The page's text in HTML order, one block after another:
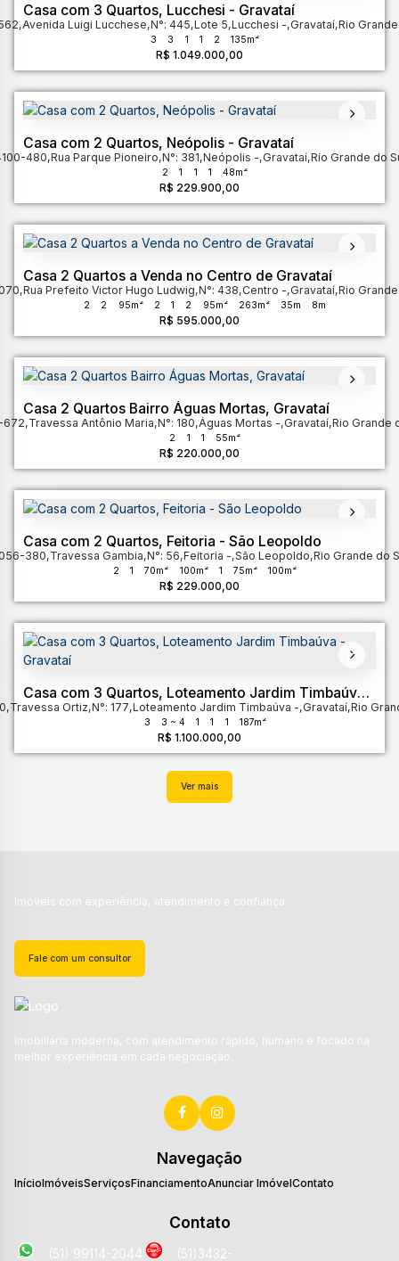
Casa com 3 Quartos, Lucchesi - Gravataí
R$ 1.049.000,00
,Avenida Luigi Lucchese,N°: 445,Lote 5,Lucchesi ,Gravataí,Rio
3 3 1 1 2 135m²
Casa com 2 Quartos, Neópolis - Gravataí
R$ 229.900,00
480,Rua Parque Pioneiro,N°: 381,Neópolis ,Gravataí,Rio Grande do
2 1 1 1 48m²
Casa 2 Quartos a Venda no Centro de Gravataí
R$ 595.000,00
,Rua Prefeito Victor Hugo Ludwig,N°: 438,Centro ,Gravataí,Rio
2 2 95m² 2 1 2 95m² 263m² 35m 8m
Casa 2 Quartos Bairro Águas Mortas, Gravataí
R$ 220.000,00
672,Travessa Antônio Maria,N°: 180,Águas Mortas ,Gravataí,Rio Grande
2 1 1 55m²
Casa com 2 Quartos, Feitoria - São Leopoldo
R$ 229.000,00
380,Travessa Gambia,N°: 56,Feitoria ,São Leopoldo,Rio Grande do
2 1 70m² 100m² 1 75m² 100m²
Casa com 3 Quartos, Loteamento Jardim Timbaúva -
Gravataí
R$ 1.100.000,00
,Travessa Ortiz,N°: 177,Loteamento Jardim Timbaúva ,Gravataí,Rio
3 3 ~ 4 1 1 1 187m²
Imóveis com experiência, atendimento e confiança.
Fale com um consultor
Imobiliária moderna, com atendimento rápido, humano e focado na
melhor experiência em cada negociação.
Navegação
InícioImóveisServiçosFinanciamentoAnunciar ImóvelContato
Contato
(51) 99114-2044 (51)3432-